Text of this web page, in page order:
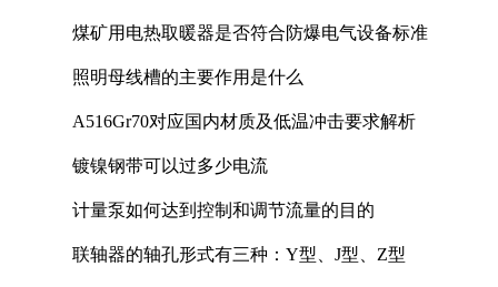
煤矿用电热取暖器是否符合防爆电气设备标准
照明母线槽的主要作用是什么
A516Gr70对应国内材质及低温冲击要求解析
镀镍钢带可以过多少电流
计量泵如何达到控制和调节流量的目的
联轴器的轴孔形式有三种：Y型、J型、Z型